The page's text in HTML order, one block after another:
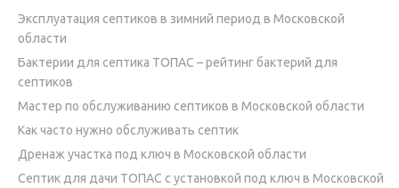
Эксплуатация септиков в зимний период в Московской
области
Бактерии для септика ТОПАС – рейтинг бактерий для
септиков
Мастер по обслуживанию септиков в Московской области
Как часто нужно обслуживать септик
Дренаж участка под ключ в Московской области
Септик для дачи ТОПАС с установкой под ключ в Московской